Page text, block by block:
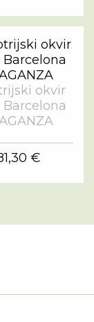
okvir
Barcelona
€